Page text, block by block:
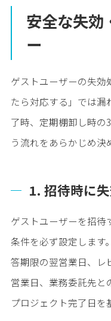
安全な失効
ー
ゲストユーザーの失効
たら対応する」では漏
了時、定期棚卸し時の
う流れをあらかじめ決
1. 招待時に
ゲストユーザーを招待
条件を必ず設定します
答期限の翌営業日、レ
営業日、業務委託先と
プロジェクト完了日を